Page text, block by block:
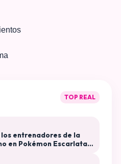
TOP REAL
entrenadores de la
en Pokémon Escarlata y